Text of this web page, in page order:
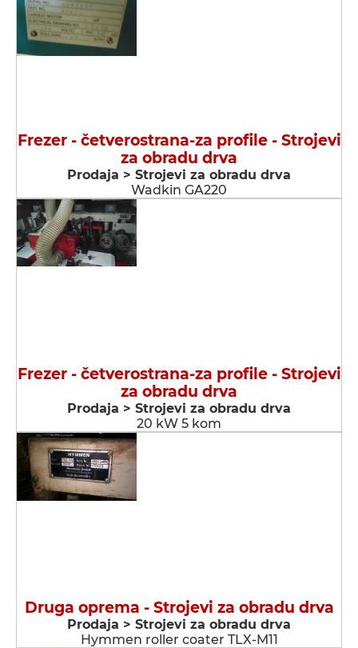
Frezer - četverostrana-za profile - Strojevi
za obradu drva
Prodaja > Strojevi za obradu drva
Wadkin GA220
Frezer - četverostrana-za profile - Strojevi
za obradu drva
Prodaja > Strojevi za obradu drva
20 kW 5 kom
Druga oprema - Strojevi za obradu drva
Prodaja > Strojevi za obradu drva
Hymmen roller coater TLX-M11